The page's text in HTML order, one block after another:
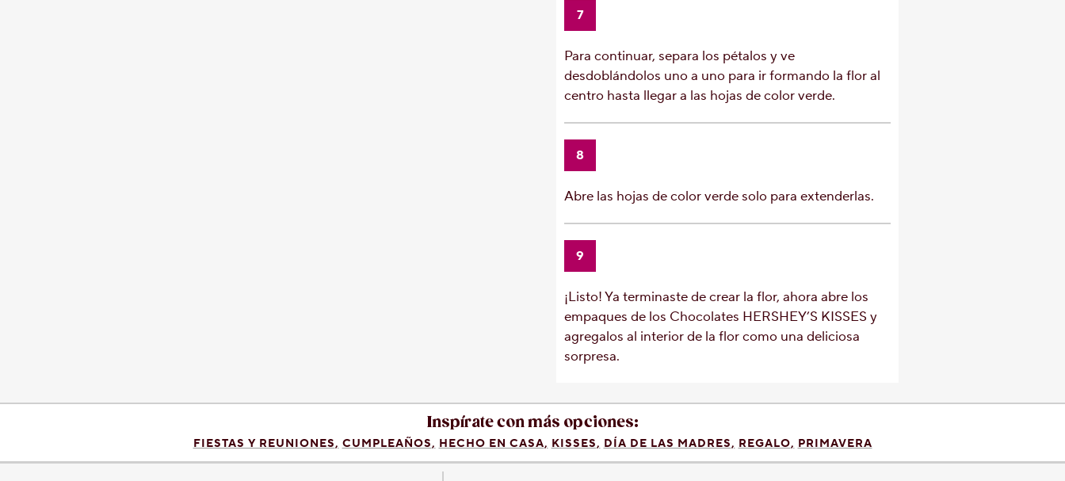
7
Para continuar, separa los pétalos y ve
desdoblándolos uno a uno para ir formando la flor al
centro hasta llegar a las hojas de color verde.
8
Abre las hojas de color verde solo para extenderlas.
9
¡Listo! Ya terminaste de crear la flor, ahora abre los
empaques de los Chocolates HERSHEY’S KISSES y
agregalos al interior de la flor como una deliciosa
sorpresa.
Inspírate con más opciones:
FIESTAS Y REUNIONES CUMPLEAÑOS HECHO EN CASA KISSES DÍA DE LAS MADRES REGALO PRIMAVERA